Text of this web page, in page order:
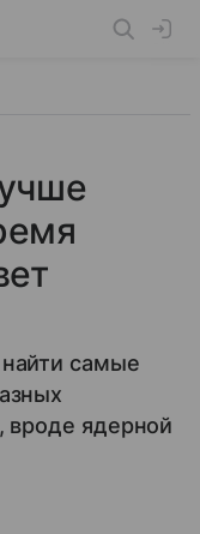
самые
вроде ядерной